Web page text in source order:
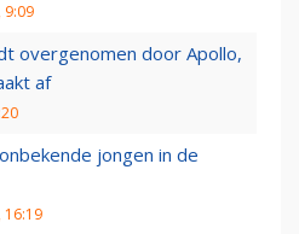
9:09
overgenomen door Apollo,
af
jongen in de
16:19